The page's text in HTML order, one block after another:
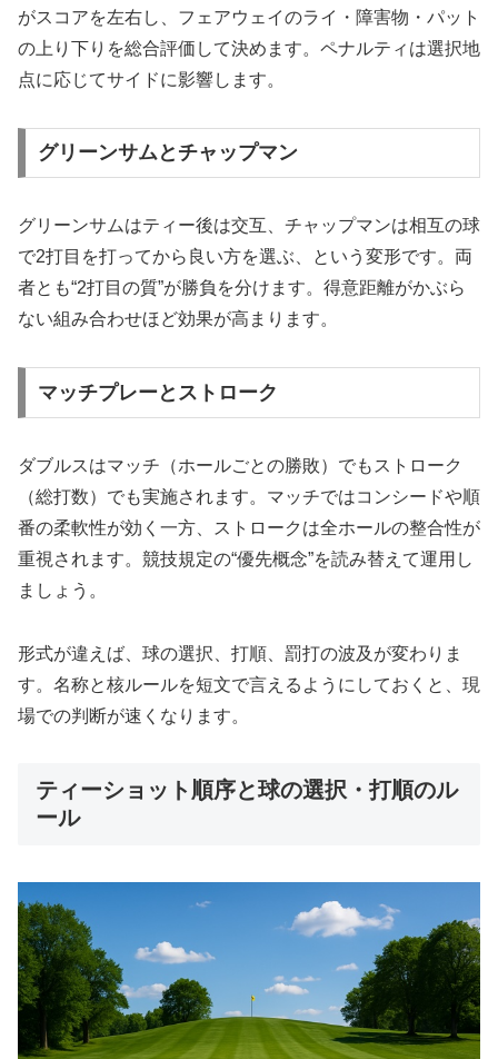
がスコアを左右し、フェアウェイのライ・障害物・パット
の上り下りを総合評価して決めます。ペナルティは選択地
点に応じてサイドに影響します。
グリーンサムとチャップマン
グリーンサムはティー後は交互、チャップマンは相互の球
で2打目を打ってから良い方を選ぶ、という変形です。両
者とも“2打目の質”が勝負を分けます。得意距離がかぶら
ない組み合わせほど効果が高まります。
マッチプレーとストローク
ダブルスはマッチ（ホールごとの勝敗）でもストローク
（総打数）でも実施されます。マッチではコンシードや順
番の柔軟性が効く一方、ストロークは全ホールの整合性が
重視されます。競技規定の“優先概念”を読み替えて運用し
ましょう。
形式が違えば、球の選択、打順、罰打の波及が変わりま
す。名称と核ルールを短文で言えるようにしておくと、現
場での判断が速くなります。
ティーショット順序と球の選択・打順のル
ール